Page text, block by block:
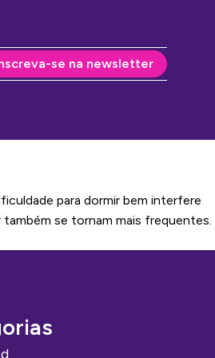
se na newsletter
para dormir bem interfere
se tornam mais frequentes.